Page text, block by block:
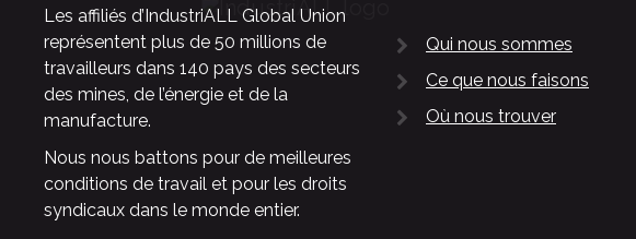
Les affiliés d’IndustriALL Global Union
représentent plus de 50 millions de
travailleurs dans 140 pays des secteurs
des mines, de l’énergie et de la
manufacture.
Nous nous battons pour de meilleures
conditions de travail et pour les droits
syndicaux dans le monde entier.
Qui nous sommes
Ce que nous faisons
Où nous trouver